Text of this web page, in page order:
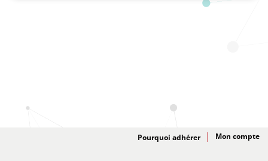
Adhésion
Pourquoi adhérer